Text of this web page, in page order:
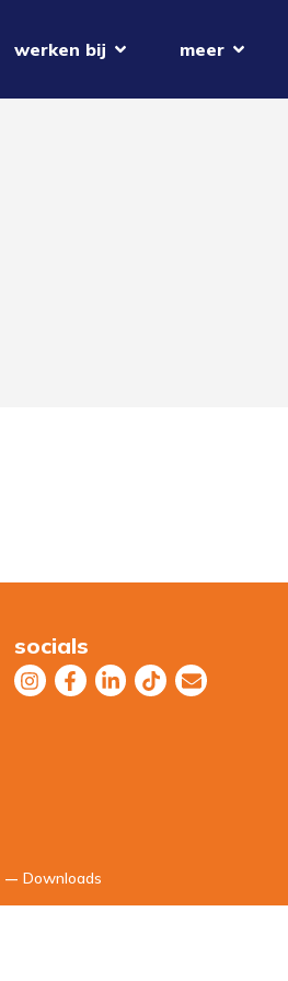
werken bij meer
socials
– Downloads